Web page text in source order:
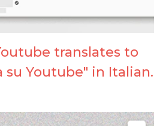
translates to
su Youtube" in Italian.